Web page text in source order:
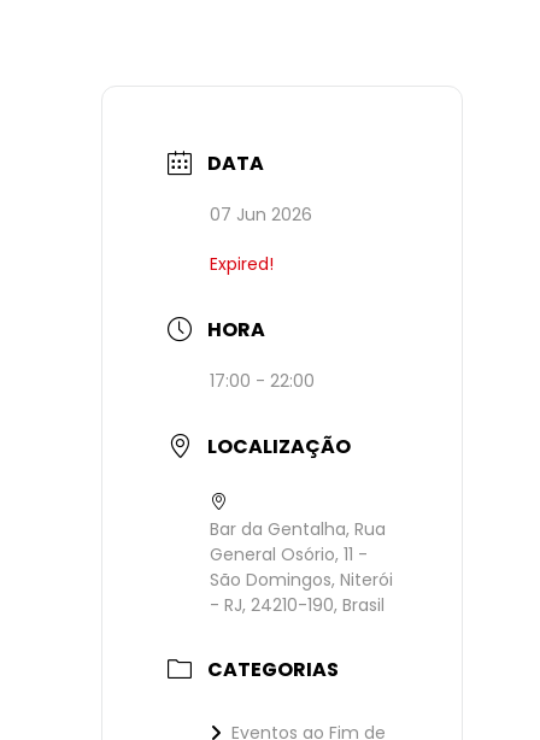
DATA
07 Jun 2026
Expired!
HORA
17:00 - 22:00
LOCALIZAÇÃO
Bar da Gentalha, Rua
General Osório, 11 -
São Domingos, Niterói
- RJ, 24210-190, Brasil
CATEGORIAS
Eventos ao Fim de